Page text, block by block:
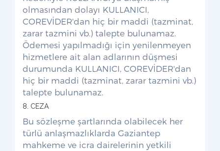
olmasından dolayı KULLANICI,
COREVİDER'dan hiç bir maddi (tazminat,
zarar tazmini vb.) talepte bulunamaz.
Ödemesi yapılmadığı için yenilenmeyen
hizmetlere ait alan adlarının düşmesi
durumunda KULLANICI, COREVİDER'dan
hiç bir maddi (tazminat, zarar tazmini vb.)
talepte bulunamaz.
8. CEZA
Bu sözleşme şartlarında olabilecek her
türlü anlaşmazlıklarda Gaziantep
mahkeme ve icra dairelerinin yetkili